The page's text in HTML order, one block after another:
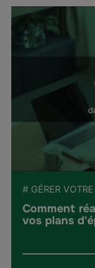
# GÉRER
Comment
vos plans